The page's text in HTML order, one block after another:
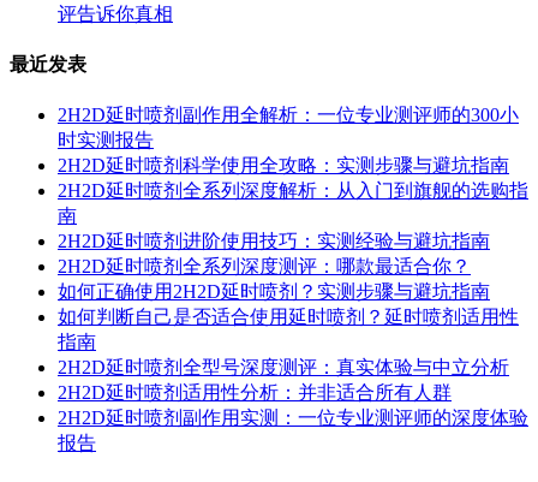
评告诉你真相
最近发表
2H2D延时喷剂副作用全解析：一位专业测评师的300小
时实测报告
2H2D延时喷剂科学使用全攻略：实测步骤与避坑指南
2H2D延时喷剂全系列深度解析：从入门到旗舰的选购指
南
2H2D延时喷剂进阶使用技巧：实测经验与避坑指南
2H2D延时喷剂全系列深度测评：哪款最适合你？
如何正确使用2H2D延时喷剂？实测步骤与避坑指南
如何判断自己是否适合使用延时喷剂？延时喷剂适用性
指南
2H2D延时喷剂全型号深度测评：真实体验与中立分析
2H2D延时喷剂适用性分析：并非适合所有人群
2H2D延时喷剂副作用实测：一位专业测评师的深度体验
报告